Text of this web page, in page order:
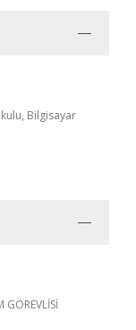
Bilgisayar
GÖREVLİSİ